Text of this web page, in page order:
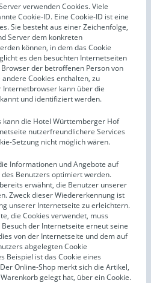
verwenden Cookies. Viele
Cookie-ID. Eine Cookie-ID ist eine
Sie besteht aus einer Zeichenfolge,
Server dem konkreten
können, in dem das Cookie
es den besuchten Internetseiten
der betroffenen Person von
Cookies enthalten, zu
kann über die
und identifiziert werden.
kann die Hotel Württemberger Hof
nutzerfreundlichere Services
Setzung nicht möglich wären.
Informationen und Angebote auf
Benutzers optimiert werden.
erwähnt, die Benutzer unserer
Zweck dieser Wiedererkennung ist
unserer Internetseite zu erleichtern.
die Cookies verwendet, muss
der Internetseite erneut seine
von der Internetseite und dem auf
abgelegten Cookie
Beispiel ist das Cookie eines
Online-Shop merkt sich die Artikel,
gelegt hat, über ein Cookie.